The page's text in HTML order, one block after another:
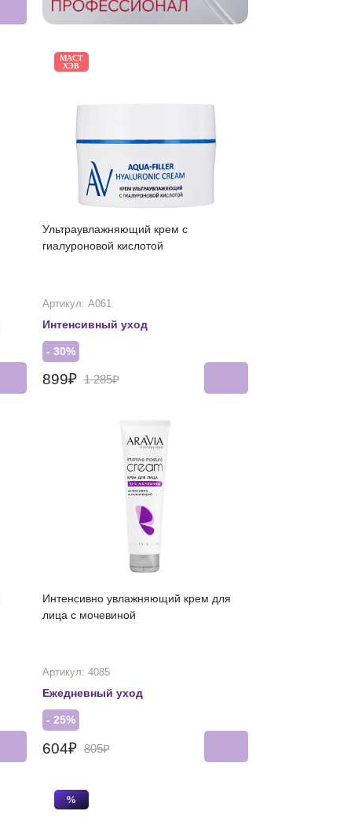
МАСТ
ХЭВ
Ультраувлажняющий крем с
гиалуроновой кислотой
Артикул: А061
Интенсивный уход
- 30%
899₽ 1 285₽
Интенсивно увлажняющий крем для
лица с мочевиной
Артикул: 4085
Ежедневный уход
- 25%
604₽ 805₽
%